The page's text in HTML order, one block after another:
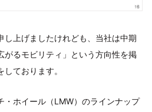
し上げましたけれども、当社は中期
がるモビリティ」という方向性を掲
ております。
・ホイール（LMW）のラインナップ